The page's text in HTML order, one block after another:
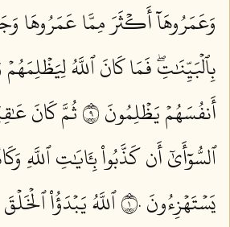
وَعَمَرُوهَآ أَكۡثَرَ مِمَّا عَمَرُوهَا
بِٱلۡبَيِّنَٰتِۖ فَمَا كَانَ ٱللَّهُ
أَنفُسَهُمۡ يَظۡلِمُونَ ٩
ثُمَّ كَانَ
ٱلسُّوٓأَىٰٓ أَن كَذَّبُواْ بِـَٔايَٰتِ ٱللَّهِ
يَسۡتَهۡزِءُونَ ١٠
ٱللَّهُ يَبۡدَؤُاْ